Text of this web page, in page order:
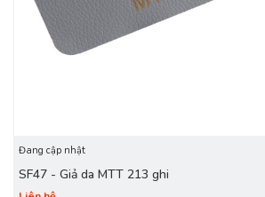
TP.HCM.
- Liên hệ: 0904.333.186 - 0867.333.168
Đang cập nhật
SF47 - Giả da MTT 213 ghi